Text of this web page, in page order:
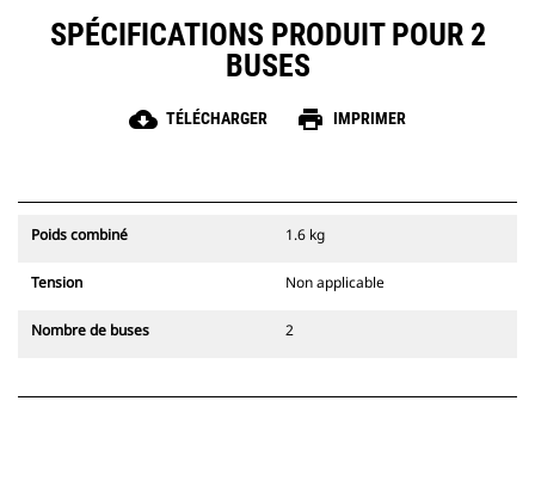
SPÉCIFICATIONS PRODUIT POUR 2
BUSES
cloud_download TÉLÉCHARGER print IMPRIMER
Poids combiné 1.6 kg
Tension Non applicable
Nombre de buses 2